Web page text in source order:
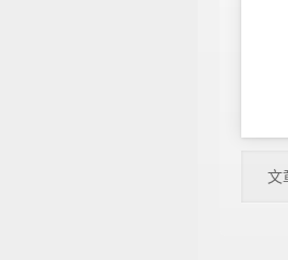
文